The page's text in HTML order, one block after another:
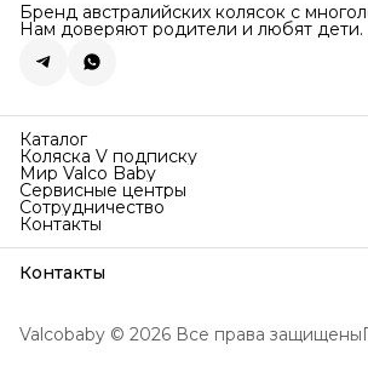
Бренд австралийских колясок с
Нам доверяют родители и любят дети.
Каталог
Коляска V подписку
Мир Valco Baby
Сервисные центры
Сотрудничество
Контакты
Контакты
Поддержка работает
Пн-Вс с 10:00 по 20:00
Valcobaby © 2026 Все права защищены